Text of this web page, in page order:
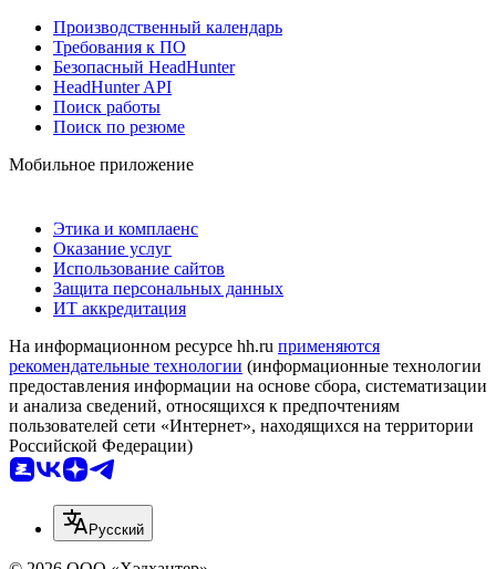
Производственный календарь
Требования к ПО
Безопасный HeadHunter
HeadHunter API
Поиск работы
Поиск по резюме
Мобильное приложение
Этика и комплаенс
Оказание услуг
Использование сайтов
Защита персональных данных
ИТ аккредитация
На информационном ресурсе hh.ru применяются
рекомендательные технологии (информационные технологии
предоставления информации на основе сбора, систематизации
и анализа сведений, относящихся к предпочтениям
пользователей сети «Интернет», находящихся на территории
Российской Федерации)
Русский